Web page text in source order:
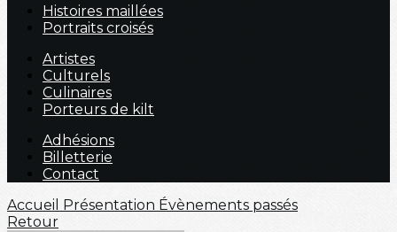
Histoires maillées
Portraits croisés
Artistes
Culturels
Culinaires
Porteurs de kilt
Adhésions
Billetterie
Contact
Accueil Présentation Évènements passés
Retour